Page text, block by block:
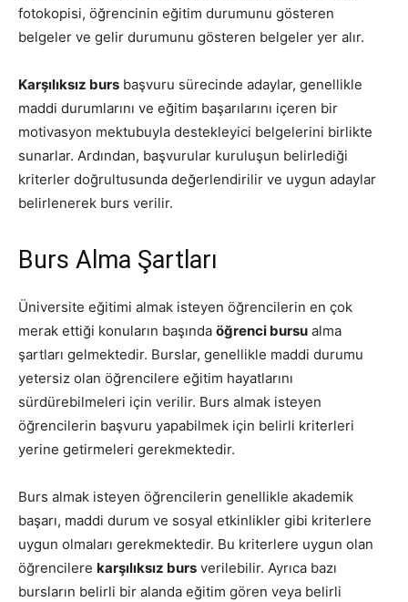
fotokopisi, öğrencinin eğitim durumunu gösteren
belgeler ve gelir durumunu gösteren belgeler yer alır.
Karşılıksız burs başvuru sürecinde adaylar, genellikle
maddi durumlarını ve eğitim başarılarını içeren bir
motivasyon mektubuyla destekleyici belgelerini birlikte
sunarlar. Ardından, başvurular kuruluşun belirlediği
kriterler doğrultusunda değerlendirilir ve uygun adaylar
belirlenerek burs verilir.
Burs Alma Şartları
Üniversite eğitimi almak isteyen öğrencilerin en çok
merak ettiği konuların başında öğrenci bursu alma
şartları gelmektedir. Burslar, genellikle maddi durumu
yetersiz olan öğrencilere eğitim hayatlarını
sürdürebilmeleri için verilir. Burs almak isteyen
öğrencilerin başvuru yapabilmek için belirli kriterleri
yerine getirmeleri gerekmektedir.
Burs almak isteyen öğrencilerin genellikle akademik
başarı, maddi durum ve sosyal etkinlikler gibi kriterlere
uygun olmaları gerekmektedir. Bu kriterlere uygun olan
öğrencilere karşılıksız burs verilebilir. Ayrıca bazı
bursların belirli bir alanda eğitim gören veya belirli